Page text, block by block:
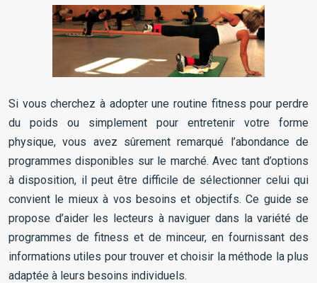
Si vous cherchez à adopter une routine fitness pour perdre
du poids ou simplement pour entretenir votre forme
physique, vous avez sûrement remarqué l’abondance de
programmes disponibles sur le marché. Avec tant d’options
à disposition, il peut être difficile de sélectionner celui qui
convient le mieux à vos besoins et objectifs. Ce guide se
propose d’aider les lecteurs à naviguer dans la variété de
programmes de fitness et de minceur, en fournissant des
informations utiles pour trouver et choisir la méthode la plus
adaptée à leurs besoins individuels.